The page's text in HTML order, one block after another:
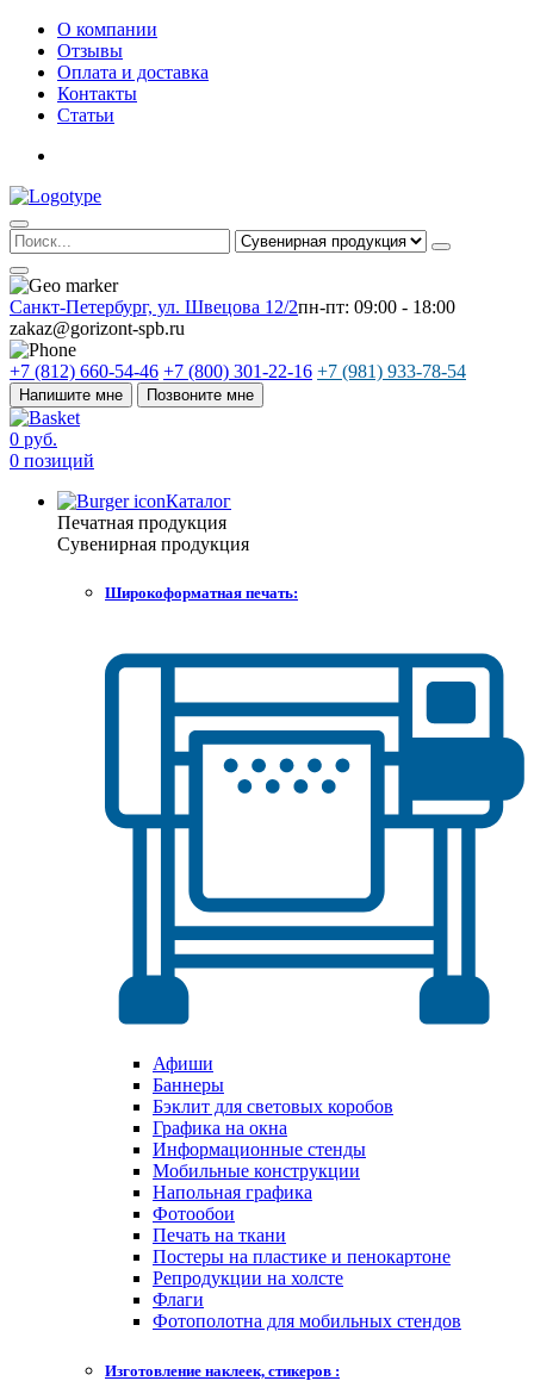
О компании
Отзывы
Оплата и доставка
Контакты
Статьи
Санкт-Петербург, ул. Швецова 12/2пн-пт: 09:00 - 18:00
zakaz@gorizont-spb.ru
+7 (812) 660-54-46 +7 (800) 301-22-16 +7 (981) 933-78-54
Напишите мне Позвоните мне
0 руб.
0 позиций
Каталог
Печатная продукция
Сувенирная продукция
Широкоформатная печать:
Афиши
Баннеры
Бэклит для световых коробов
Графика на окна
Информационные стенды
Мобильные конструкции
Напольная графика
Фотообои
Печать на ткани
Постеры на пластике и пенокартоне
Репродукции на холсте
Флаги
Фотополотна для мобильных стендов
Изготовление наклеек, стикеров :